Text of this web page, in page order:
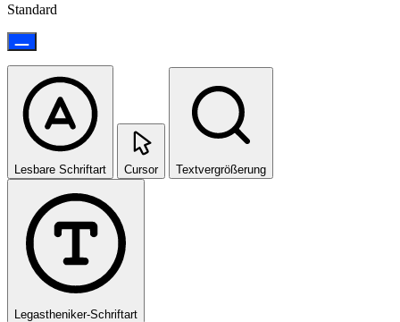
Standard
Lesbare Schriftart Cursor Textvergrößerung
Legastheniker-Schriftart